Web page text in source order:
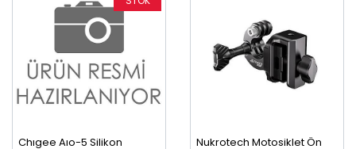
Chıgee Aıo-5 Silikon
Nukrotech Motosiklet Ön